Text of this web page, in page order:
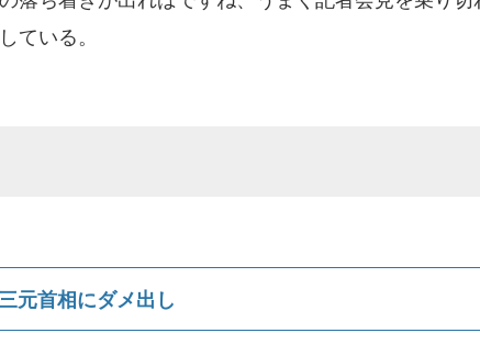
ている。
元首相にダメ出し